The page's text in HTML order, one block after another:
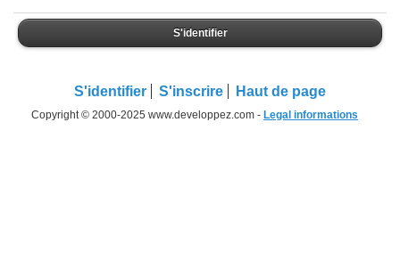
S'identifier
S'identifier S'inscrire Haut de page
Copyright © 2000-2025 www.developpez.com - Legal informations